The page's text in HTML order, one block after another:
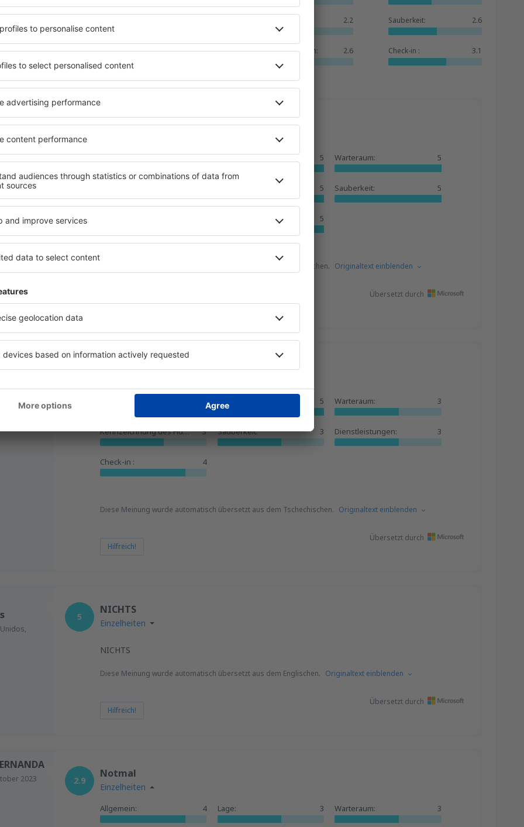
2.2 Sauberkeit: 2.6
Dienstleistungen: 2.6 Check-in : 3.1
Maximale Zufriedenheit 😊👍🏼
Allgemein: 5 Lage: 5 Warteraum: 5
5 Sauberkeit: 5
5
Diese Meinung wurde automatisch übersetzt aus dem Slowakischen. Originaltext einblenden
Hilfreich!
Übersetzt durch
Checa, 3.4
5 Warteraum: 3
Kennzeichnung des Flughafens: 3 Sauberkeit: 3 Dienstleistungen: 3
Check-in : 4
Diese Meinung wurde automatisch übersetzt aus dem Tschechischen. Originaltext einblenden
Hilfreich!
Übersetzt durch
5
NICHTS
Einzelheiten
NICHTS
Diese Meinung wurde automatisch übersetzt aus dem Englischen. Originaltext einblenden
Hilfreich!
Übersetzt durch
2023 2.9
Notmal
Einzelheiten
Allgemein: 4 Lage: 3 Warteraum: 3